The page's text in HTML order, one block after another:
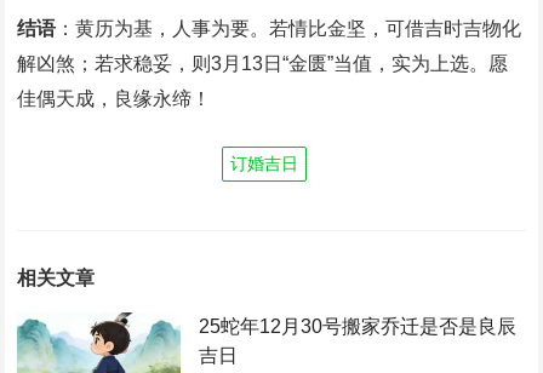
结语：黄历为基，人事为要。若情比金坚，可借吉时吉物化
解凶煞；若求稳妥，则3月13日“金匮”当值，实为上选。愿
佳偶天成，良缘永缔！
订婚吉日
相关文章
25蛇年12月30号搬家乔迁是否是良辰
吉日